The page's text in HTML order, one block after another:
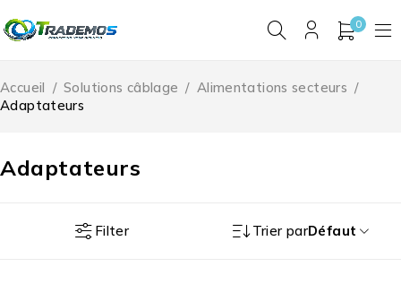
0
Adaptateurs
Accueil / Solutions câblage / Alimentations secteurs /
Adaptateurs
Filter Trier parDéfaut